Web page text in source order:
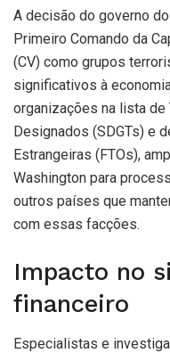
A decisão do governo
Primeiro Comando da
(CV) como grupos
significativos à
organizações na lista
Designados (SDGTs) e
Estrangeiras (FTOs),
Washington para
outros países que
com essas facções.
Impacto no
financeiro
Especialistas e